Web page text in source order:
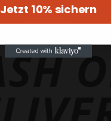
Jetzt 10% sichern